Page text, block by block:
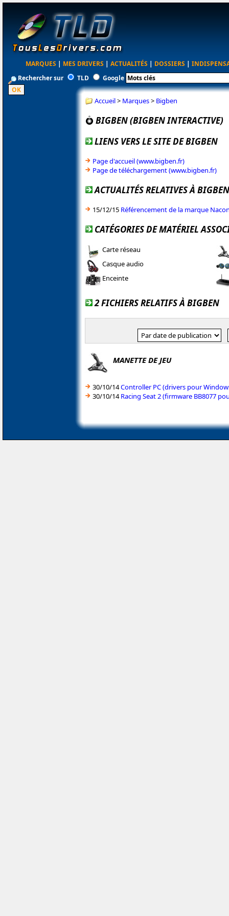
MARQUES | MES DRIVERS | ACTUALITÉS | DOSSIERS |
Rechercher sur
TLD Google
Accueil> Marques> Bigben
BIGBEN (BIGBEN INTERACTIVE)
LIENS VERS LE SITE DE BIGBEN
Page d'accueil (www.bigben.fr)
Page de téléchargement (www.bigben.fr)
ACTUALITÉS RELATIVES À BIGBEN
15/12/15 Référencement de la marque
CATÉGORIES DE MATÉRIEL
Carte réseau
Casque audio
Enceinte
2 FICHIERS RELATIFS À BIGBEN
MANETTE DE JEU
30/10/14Controller PC (drivers pour
30/10/14Racing Seat 2 (firmware BB8077